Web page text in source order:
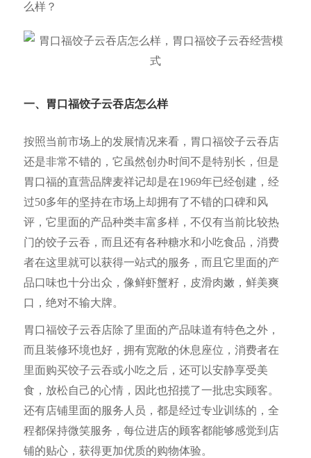
么样？
一、胃口福饺子云吞店怎么样
按照当前市场上的发展情况来看，胃口福饺子云吞店
还是非常不错的，它虽然创办时间不是特别长，但是
胃口福的直营品牌麦祥记却是在1969年已经创建，经
过50多年的坚持在市场上却拥有了不错的口碑和风
评，它里面的产品种类丰富多样，不仅有当前比较热
门的饺子云吞，而且还有各种糖水和小吃食品，消费
者在这里就可以获得一站式的服务，而且它里面的产
品口味也十分出众，像鲜虾蟹籽，皮滑肉嫩，鲜美爽
口，绝对不输大牌。
胃口福饺子云吞店除了里面的产品味道有特色之外，
而且装修环境也好，拥有宽敞的休息座位，消费者在
里面购买饺子云吞或小吃之后，还可以安静享受美
食，放松自己的心情，因此也招揽了一批忠实顾客。
还有店铺里面的服务人员，都是经过专业训练的，全
程都保持微笑服务，每位进店的顾客都能够感觉到店
铺的贴心，获得更加优质的购物体验。